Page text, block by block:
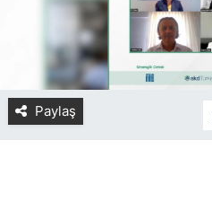
Paylaş
FUAR TAKVİMİ
Amerika Fuarları
FUAR RAPORU